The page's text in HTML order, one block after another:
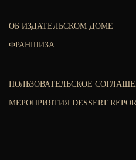
ОБ ИЗДАТЕЛЬСКОМ ДОМЕ
ФРАНШИЗА
ПОЛЬЗОВАТЕЛЬСКОЕ
МЕРОПРИЯТИЯ DESSERT